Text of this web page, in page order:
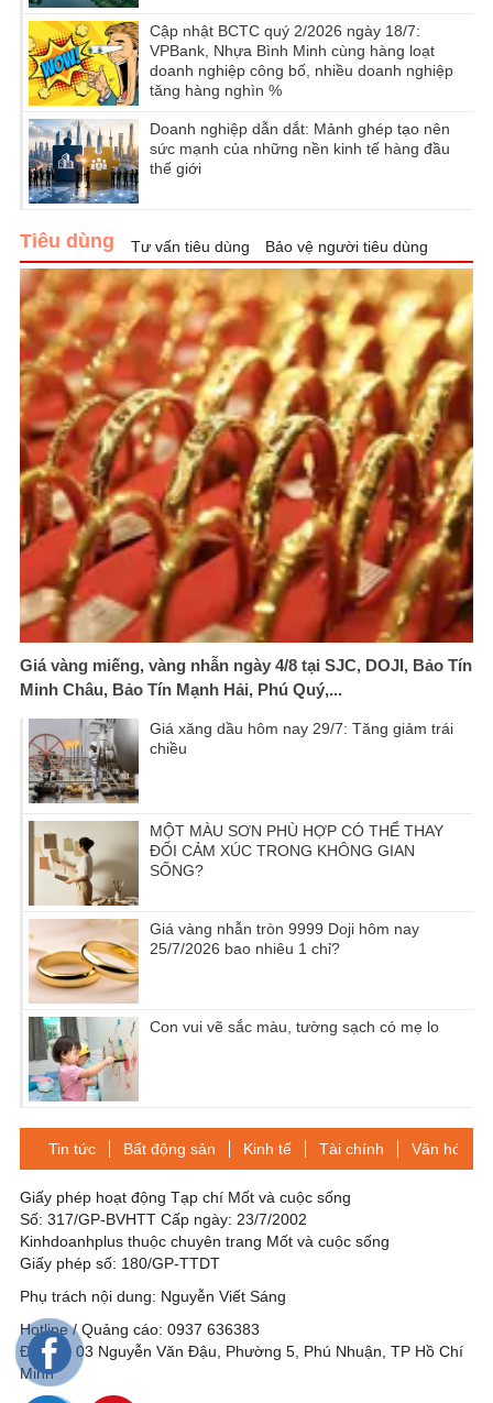
Cập nhật BCTC quý 2/2026 ngày 18/7:
VPBank, Nhựa Bình Minh cùng hàng loạt
doanh nghiệp công bố, nhiều doanh nghiệp
tăng hàng nghìn %
Doanh nghiệp dẫn dắt: Mảnh ghép tạo nên
sức mạnh của những nền kinh tế hàng đầu
thế giới
Tiêu dùng Tư vấn tiêu dùng Bảo vệ người tiêu dùng
Giá vàng miếng, vàng nhẫn ngày 4/8 tại SJC, DOJI, Bảo Tín
Minh Châu, Bảo Tín Mạnh Hải, Phú Quý,...
Giá xăng dầu hôm nay 29/7: Tăng giảm trái
chiều
MỘT MÀU SƠN PHÙ HỢP CÓ THỂ THAY
ĐỔI CẢM XÚC TRONG KHÔNG GIAN
SỐNG?
Giá vàng nhẫn tròn 9999 Doji hôm nay
25/7/2026 bao nhiêu 1 chỉ?
Con vui vẽ sắc màu, tường sạch có mẹ lo
Tin tức Bất động sản Kinh tế Tài chính Văn hóa-
Giấy phép hoạt động Tạp chí Mốt và cuộc sống
Số: 317/GP-BVHTT Cấp ngày: 23/7/2002
Kinhdoanhplus thuộc chuyên trang Mốt và cuộc sống
Giấy phép số: 180/GP-TTDT
Phụ trách nội dung: Nguyễn Viết Sáng
Hotline / Quảng cáo: 0937 636383
Địa chỉ: 03 Nguyễn Văn Đậu, Phường 5, Phú Nhuận, TP Hồ Chí
Minh